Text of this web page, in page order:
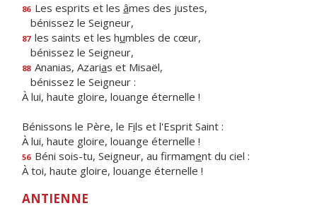
86 Les esprits et les âmes des justes,
bénissez le Seigneur,
87 les saints et les humbles de cœur,
bénissez le Seigneur,
88 Ananias, Azarias et Misaël,
bénissez le Seigneur :
À lui, haute gloire, louange éternelle !
Bénissons le Père, le Fils et l'Esprit Saint :
À lui, haute gloire, louange éternelle !
56 Béni sois-tu, Seigneur, au firmament du ciel :
À toi, haute gloire, louange éternelle !
ANTIENNE